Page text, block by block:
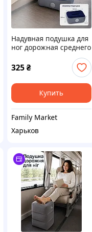
Надувная подушка для
ног дорожная среднего
размера велюровая |
Подставка для ног в
самолет, автобус,
поезд, автомобиль |
Подушка д
325 ₴
Купить
Family Market
Харьков